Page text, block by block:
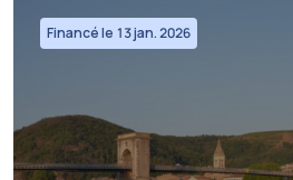
Financé le 13 jan. 2026